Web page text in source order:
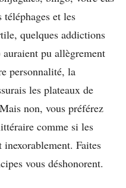
téléphages et les
quelques addictions
pu allègrement
personnalité, la
les plateaux de
non, vous préférez
comme si les
Faites
vous déshonorent.